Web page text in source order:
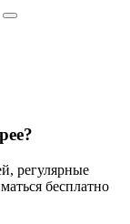
регулярные
бесплатно